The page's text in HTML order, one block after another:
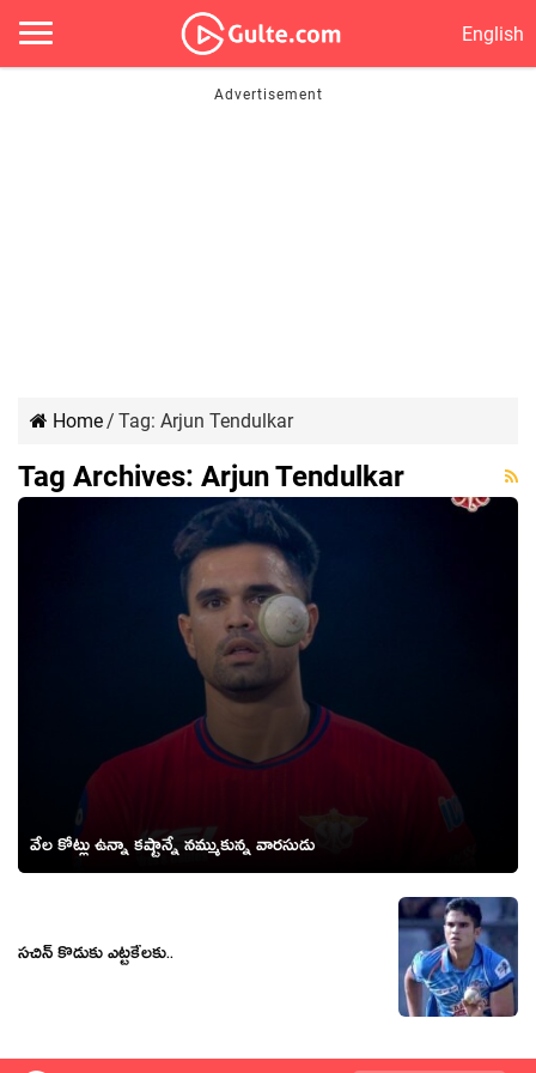
English
Home/ Tag: Arjun Tendulkar
Tag Archives: Arjun Tendulkar
వేల కోట్లు ఉన్నా కష్టాన్నే నమ్ముకున్న వారసుడు
సచిన్ కొడుకు ఎట్టకేలకు..